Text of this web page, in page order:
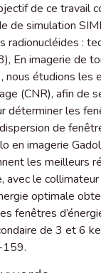
de ce travail
de simulation
radionucléides :
En imagerie de
nous étudions les
(CNR), afin de
déterminer les
de
en imagerie
les meilleurs
avec le
optimale
fenêtres
de 3 et 6
159.